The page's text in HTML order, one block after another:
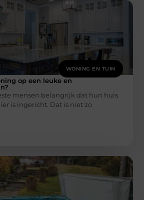
WONING EN TUIN
op een leuke en
mensen belangrijk dat hun huis
is ingericht. Dat is niet zo